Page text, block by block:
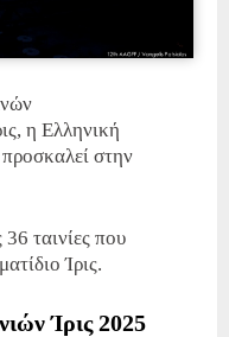
η Ελληνική
στην
ταινίες που
Ίρις.
Ίρις 2025